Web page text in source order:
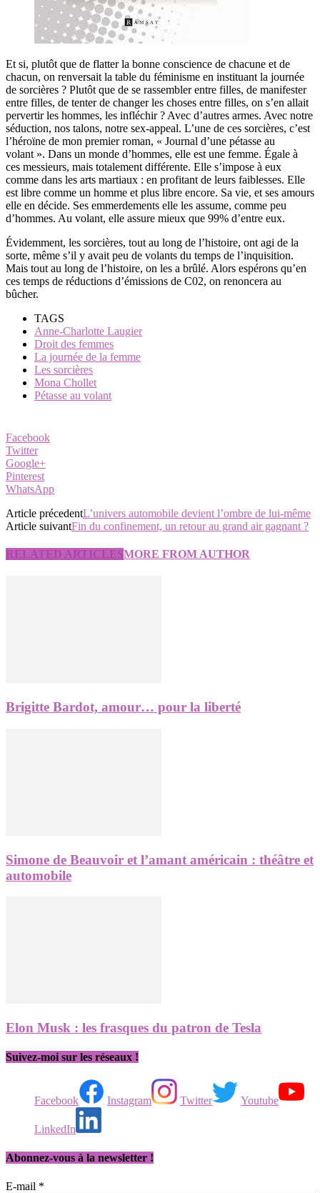
Et si, plutôt que de flatter la bonne conscience de chacune et de
chacun, on renversait la table du féminisme en instituant la journée
de sorcières ? Plutôt que de se rassembler entre filles, de manifester
entre filles, de tenter de changer les choses entre filles, on s’en allait
pervertir les hommes, les infléchir ? Avec d’autres armes. Avec notre
séduction, nos talons, notre sex-appeal. L’une de ces sorcières, c’est
l’héroïne de mon premier roman, « Journal d’une pétasse au
volant ». Dans un monde d’hommes, elle est une femme. Égale à
ces messieurs, mais totalement différente. Elle s’impose à eux
comme dans les arts martiaux : en profitant de leurs faiblesses. Elle
est libre comme un homme et plus libre encore. Sa vie, et ses amours
elle en décide. Ses emmerdements elle les assume, comme peu
d’hommes. Au volant, elle assure mieux que 99% d’entre eux.
Évidemment, les sorcières, tout au long de l’histoire, ont agi de la
sorte, même s’il y avait peu de volants du temps de l’inquisition.
Mais tout au long de l’histoire, on les a brûlé. Alors espérons qu’en
ces temps de réductions d’émissions de C02, on renoncera au
bûcher.
TAGS
Anne-Charlotte Laugier
Droit des femmes
La journée de la femme
Les sorcières
Mona Chollet
Pétasse au volant
Facebook
Twitter
Google+
Pinterest
WhatsApp
Article précedentL’univers automobile devient l’ombre de lui-même
Article suivantFin du confinement, un retour au grand air gagnant ?
RELATED ARTICLESMORE FROM AUTHOR
Brigitte Bardot, amour… pour la liberté
Simone de Beauvoir et l’amant américain : théâtre et
automobile
Elon Musk : les frasques du patron de Tesla
Suivez-moi sur les réseaux !
Facebook Instagram Twitter Youtube
LinkedIn
Abonnez-vous à la newsletter !
E-mail *